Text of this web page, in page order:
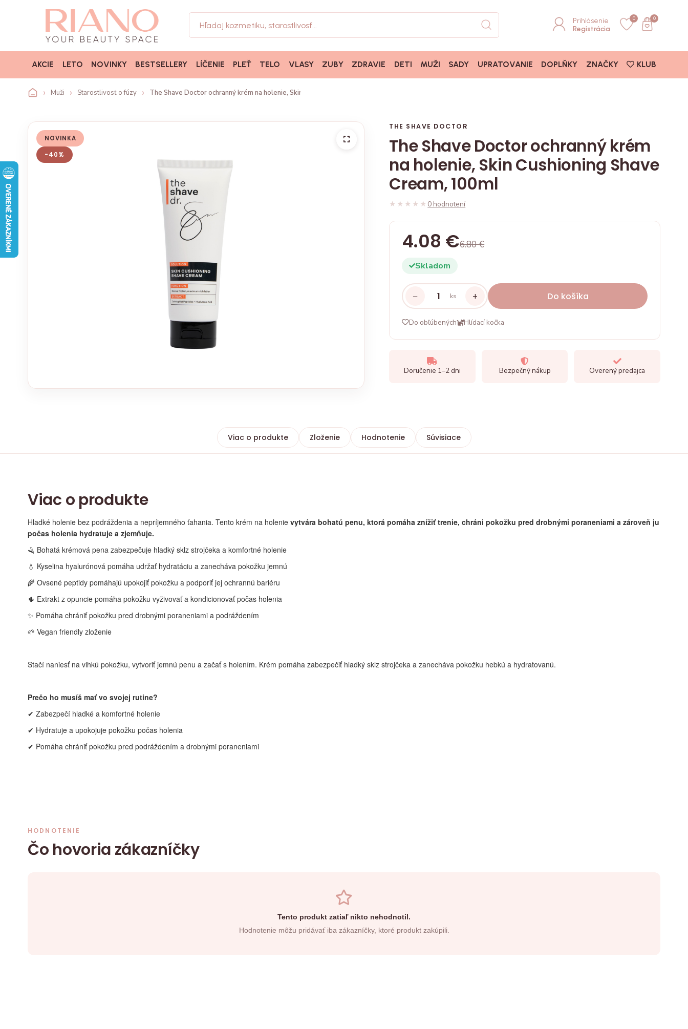
Prihlásenie
Registrácia
0 0
AKCIE LETO NOVINKY BESTSELLERY LÍČENIE PLEŤ TELO VLASY ZUBY ZDRAVIE DETI MUŽI SADY UPRATOVANIE DOPLŇKY ZNAČKY KLUB
Muži Starostlivosť o fúzy The Shave Doctor ochranný krém na holenie, Skin Cushioning Shave Cream, 100ml
NOVINKA
-40%
THE SHAVE DOCTOR
The Shave Doctor ochranný krém
na holenie, Skin Cushioning Shave
Cream, 100ml
★★★★★
★★★★★ 0 hodnotení
4.08 €6.80 €
Skladom
− ks + Do košíka
Do obľúbených Hlídací kočka
Doručenie 1–2 dni Bezpečný nákup Overený predajca
Viac o produkte Zloženie Hodnotenie Súvisiace
Viac o produkte
Hladké holenie bez podráždenia a nepríjemného ťahania. Tento krém na holenie vytvára bohatú penu, ktorá pomáha znížiť trenie, chráni pokožku pred drobnými poraneniami a zároveň ju
počas holenia hydratuje a zjemňuje.
🪒 Bohatá krémová pena zabezpečuje hladký sklz strojčeka a komfortné holenie
💧 Kyselina hyalurónová pomáha udržať hydratáciu a zanecháva pokožku jemnú
🌾 Ovsené peptidy pomáhajú upokojiť pokožku a podporiť jej ochrannú bariéru
🌵 Extrakt z opuncie pomáha pokožku vyživovať a kondicionovať počas holenia
✨ Pomáha chrániť pokožku pred drobnými poraneniami a podráždením
🌱 Vegan friendly zloženie
Stačí naniesť na vlhkú pokožku, vytvoriť jemnú penu a začať s holením. Krém pomáha zabezpečiť hladký sklz strojčeka a zanecháva pokožku hebkú a hydratovanú.
Prečo ho musíš mať vo svojej rutine?
✔ Zabezpečí hladké a komfortné holenie
✔ Hydratuje a upokojuje pokožku počas holenia
✔ Pomáha chrániť pokožku pred podráždením a drobnými poraneniami
HODNOTENIE
Čo hovoria zákazníčky
Tento produkt zatiaľ nikto nehodnotil.
Hodnotenie môžu pridávať iba zákazníčky, ktoré produkt zakúpili.